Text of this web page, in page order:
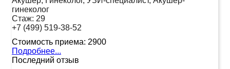
гинеколог
Стаж: 29
+7 (499) 519-38-52
Стоимость приема: 2900
Подробнее...
Последний отзыв